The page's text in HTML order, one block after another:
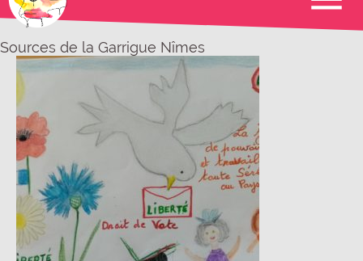
Sources de la Garrigue Nîmes